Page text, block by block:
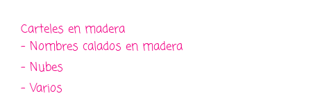
Carteles en madera
- Nombres calados en madera
- Nubes
- Varios